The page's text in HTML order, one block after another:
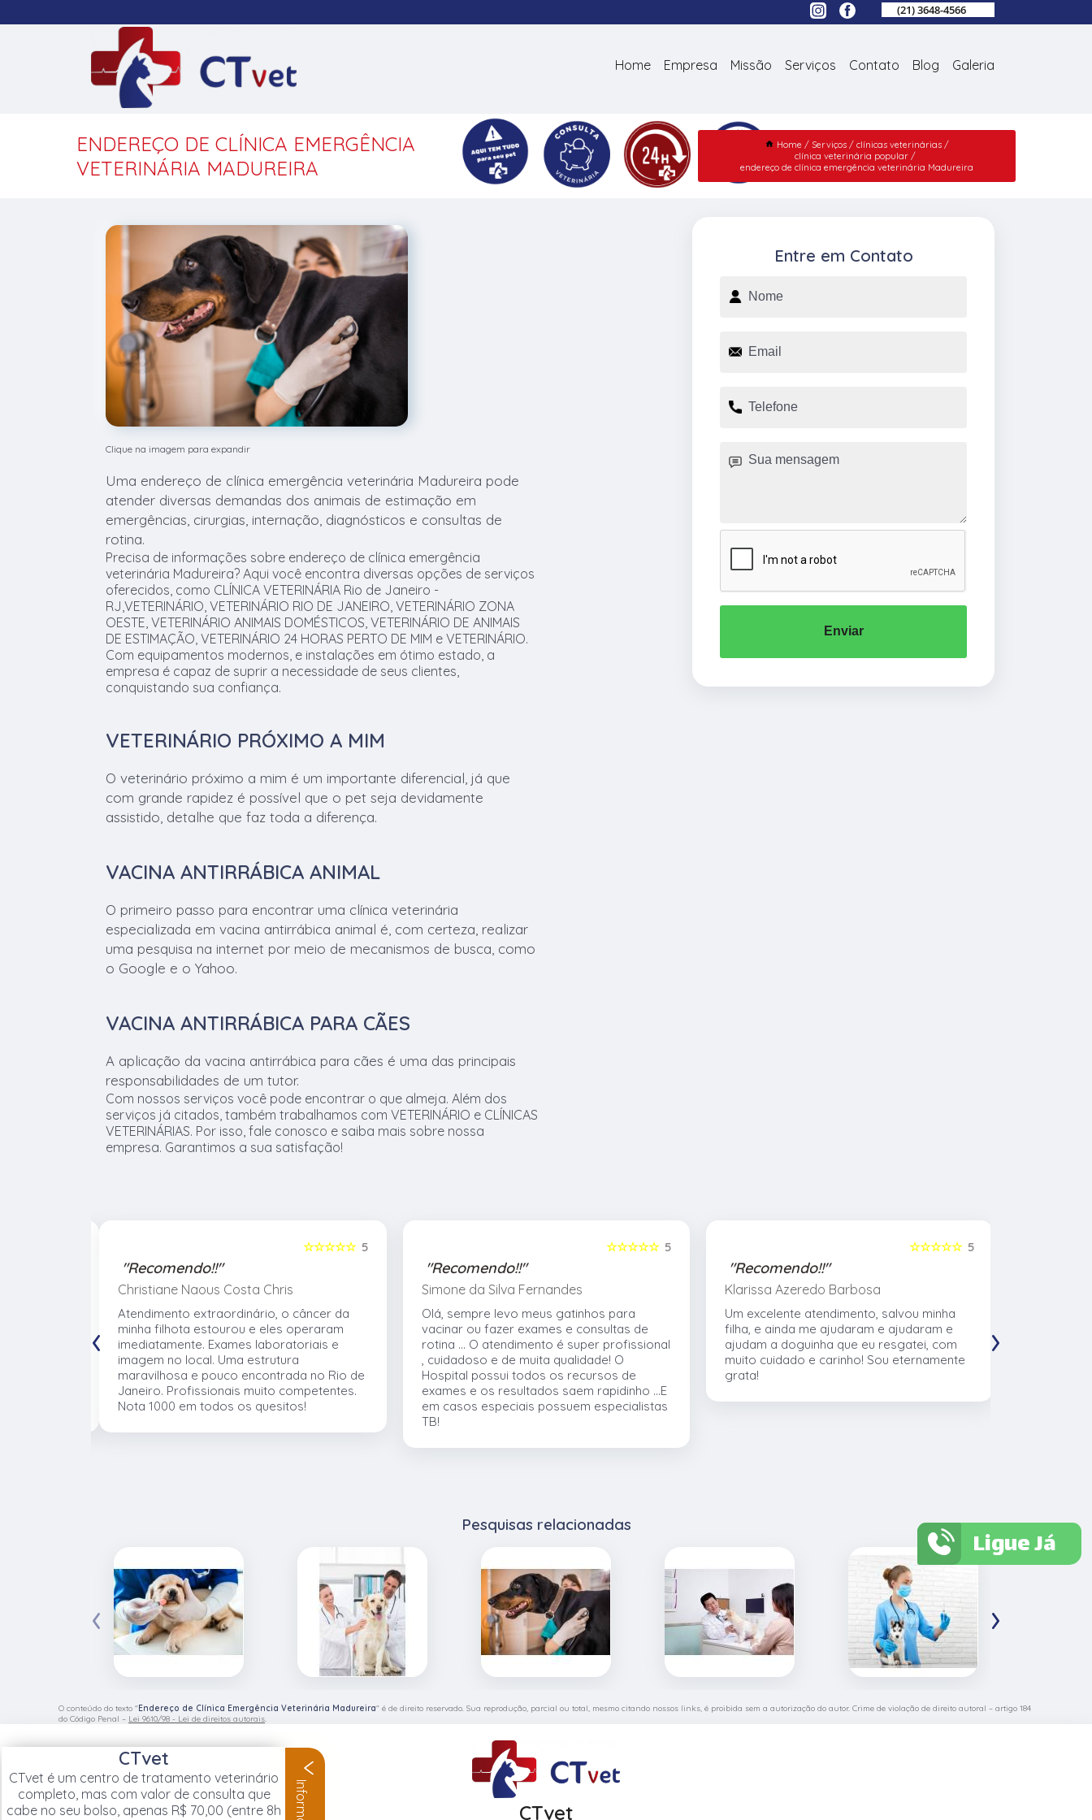
(21) 3648-4566
Home Empresa Missão Serviços Contato Blog Galeria
ENDEREÇO DE CLÍNICA EMERGÊNCIA
VETERINÁRIA MADUREIRA
Home Serviços
clínicas veterinárias
clínica veterinária popular
endereço de clínica emergência veterinária Madureira
Clique na imagem para expandir
Uma endereço de clínica emergência veterinária Madureira pode
atender diversas demandas dos animais de estimação em
emergências, cirurgias, internação, diagnósticos e consultas de
rotina.
Precisa de informações sobre endereço de clínica emergência
veterinária Madureira? Aqui você encontra diversas opções de serviços
oferecidos, como CLÍNICA VETERINÁRIA Rio de Janeiro -
RJ,VETERINÁRIO, VETERINÁRIO RIO DE JANEIRO, VETERINÁRIO ZONA
OESTE, VETERINÁRIO ANIMAIS DOMÉSTICOS, VETERINÁRIO DE ANIMAIS
DE ESTIMAÇÃO, VETERINÁRIO 24 HORAS PERTO DE MIM e VETERINÁRIO.
Com equipamentos modernos, e instalações em ótimo estado, a
empresa é capaz de suprir a necessidade de seus clientes,
conquistando sua confiança.
VETERINÁRIO PRÓXIMO A MIM
O veterinário próximo a mim é um importante diferencial, já que
com grande rapidez é possível que o pet seja devidamente
assistido, detalhe que faz toda a diferença.
VACINA ANTIRRÁBICA ANIMAL
O primeiro passo para encontrar uma clínica veterinária
especializada em vacina antirrábica animal é, com certeza, realizar
uma pesquisa na internet por meio de mecanismos de busca, como
o Google e o Yahoo.
VACINA ANTIRRÁBICA PARA CÃES
A aplicação da vacina antirrábica para cães é uma das principais
responsabilidades de um tutor.
Com nossos serviços você pode encontrar o que almeja. Além dos
serviços já citados, também trabalhamos com VETERINÁRIO e CLÍNICAS
VETERINÁRIAS. Por isso, fale conosco e saiba mais sobre nossa
empresa. Garantimos a sua satisfação!
Entre em Contato
Enviar
5
☆☆☆☆☆
"Recomendo!!"
Christiane Naous Costa Chris
Atendimento extraordinário, o câncer da
minha filhota estourou e eles operaram
imediatamente. Exames laboratoriais e
imagem no local. Uma estrutura
maravilhosa e pouco encontrada no Rio de
Janeiro. Profissionais muito competentes.
Nota 1000 em todos os quesitos!
5
☆☆☆☆☆
"Recomendo!!"
Simone da Silva Fernandes
Olá, sempre levo meus gatinhos para
vacinar ou fazer exames e consultas de
rotina ... O atendimento é super profissional
, cuidadoso e de muita qualidade! O
Hospital possui todos os recursos de
exames e os resultados saem rapidinho ...E
em casos especiais possuem especialistas
TB!
5
☆☆☆☆☆
"Recomendo!!"
Klarissa Azeredo Barbosa
Um excelente atendimento, salvou minha
filha, e ainda me ajudaram e ajudaram e
ajudam a doguinha que eu resgatei, com
muito cuidado e carinho! Sou eternamente
grata!
‹ ›
Pesquisas relacionadas
‹ ›
O conteúdo do texto "Endereço de Clínica Emergência Veterinária Madureira" é de direito reservado. Sua reprodução, parcial ou total, mesmo citando nossos links, é proibida sem a autorização do autor. Crime de violação de direito autoral – artigo 184
do Código Penal – Lei 9610/98 - Lei de direitos autorais
CTvet
CTvet
CTvet é um centro de tratamento veterinário
completo, mas com valor de consulta que
cabe no seu bolso, apenas R$ 70,00 (entre 8h
Ligue Já